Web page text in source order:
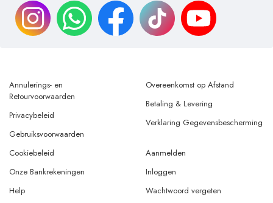
Annulerings- en
Retourvoorwaarden
Privacybeleid
Gebruiksvoorwaarden
Overeenkomst op Afstand
Betaling & Levering
Verklaring Gegevensbescherming
Cookiebeleid
Onze Bankrekeningen
Help
Aanmelden
Inloggen
Wachtwoord vergeten